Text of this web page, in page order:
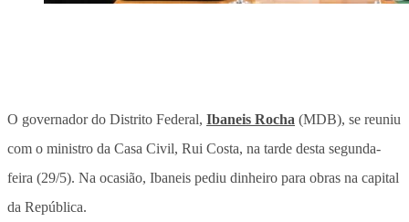
O governador do Distrito Federal, Ibaneis Rocha (MDB), se reuniu
com o ministro da Casa Civil, Rui Costa, na tarde desta segunda-
feira (29/5). Na ocasião, Ibaneis pediu dinheiro para obras na capital
da República.